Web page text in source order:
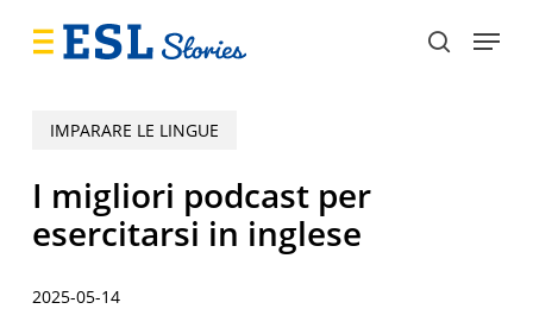
search
Menu
IMPARARE LE LINGUE
I migliori podcast per
esercitarsi in inglese
2025-05-14